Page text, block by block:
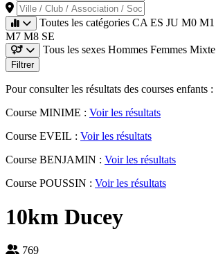
Ville / Club / Association / Société
Toutes les catégories CA ES JU M0 M1
M7 M8 SE
Tous les sexes Hommes Femmes Mixte
Filtrer
Pour consulter les résultats des courses enfants :
Course MINIME : Voir les résultats
Course EVEIL : Voir les résultats
Course BENJAMIN : Voir les résultats
Course POUSSIN : Voir les résultats
10km Ducey
769